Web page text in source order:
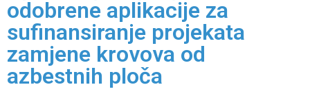
odobrene aplikacije za
sufinansiranje projekata
zamjene krovova od
azbestnih ploča